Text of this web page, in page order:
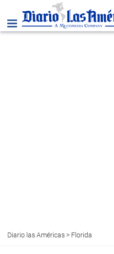
Diario las Américas> Florida